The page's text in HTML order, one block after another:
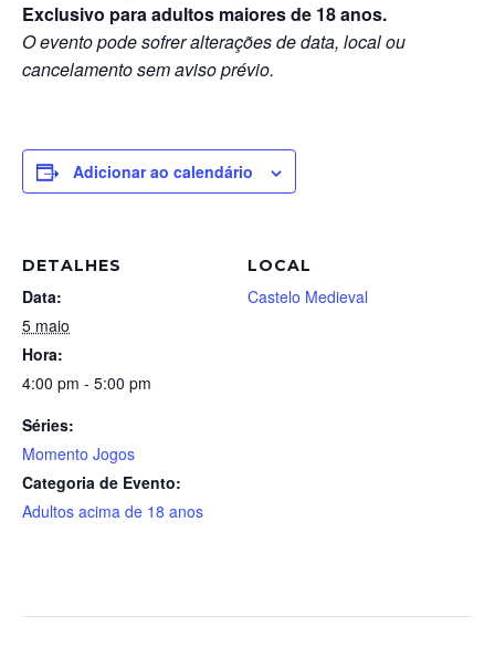
Exclusivo para adultos maiores de 18 anos.
O evento pode sofrer alterações de data, local ou
cancelamento sem aviso prévio.
Adicionar ao calendário
DETALHES
Data:
5 maio
Hora:
4:00 pm - 5:00 pm
Séries:
Momento Jogos
Categoria de Evento:
Adultos acima de 18 anos
LOCAL
Castelo Medieval